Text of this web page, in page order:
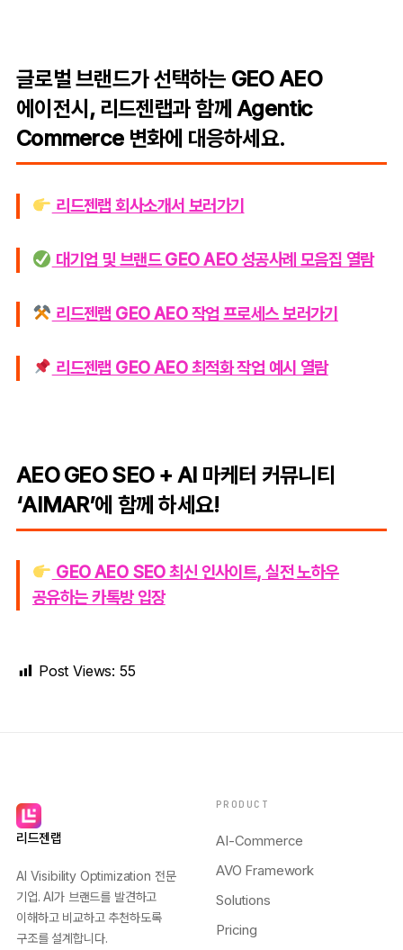
글로벌 브랜드가 선택하는 GEO AEO
에이전시, 리드젠랩과 함께 Agentic
Commerce 변화에 대응하세요.
리드젠랩 회사소개서 보러가기
대기업 및 브랜드 GEO AEO 성공사례 모음집 열람
리드젠랩 GEO AEO 작업 프로세스 보러가기
리드젠랩 GEO AEO 최적화 작업 예시 열람
AEO GEO SEO + AI 마케터 커뮤니티
‘AIMAR’에 함께 하세요!
GEO AEO SEO 최신 인사이트, 실전 노하우
공유하는 카톡방 입장
Post Views: 55
리드젠랩
AI Visibility Optimization 전문
기업. AI가 브랜드를 발견하고
이해하고 비교하고 추천하도록
구조를 설계합니다.
PRODUCT
AI-Commerce
AVO Framework
Solutions
Pricing